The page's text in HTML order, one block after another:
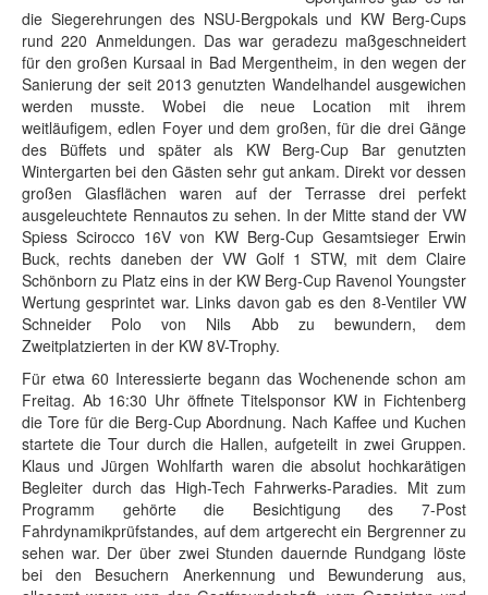
die Siegerehrungen des NSU-Bergpokals und KW Berg-Cups
rund 220 Anmeldungen. Das war geradezu maßgeschneidert
für den großen Kursaal in Bad Mergentheim, in den wegen der
Sanierung der seit 2013 genutzten Wandelhandel ausgewichen
werden musste. Wobei die neue Location mit ihrem
weitläufigem, edlen Foyer und dem großen, für die drei Gänge
des Büffets und später als KW Berg-Cup Bar genutzten
Wintergarten bei den Gästen sehr gut ankam. Direkt vor dessen
großen Glasflächen waren auf der Terrasse drei perfekt
ausgeleuchtete Rennautos zu sehen. In der Mitte stand der VW
Spiess Scirocco 16V von KW Berg-Cup Gesamtsieger Erwin
Buck, rechts daneben der VW Golf 1 STW, mit dem Claire
Schönborn zu Platz eins in der KW Berg-Cup Ravenol Youngster
Wertung gesprintet war. Links davon gab es den 8-Ventiler VW
Schneider Polo von Nils Abb zu bewundern, dem
Zweitplatzierten in der KW 8V-Trophy.
Für etwa 60 Interessierte begann das Wochenende schon am
Freitag. Ab 16:30 Uhr öffnete Titelsponsor KW in Fichtenberg
die Tore für die Berg-Cup Abordnung. Nach Kaffee und Kuchen
startete die Tour durch die Hallen, aufgeteilt in zwei Gruppen.
Klaus und Jürgen Wohlfarth waren die absolut hochkarätigen
Begleiter durch das High-Tech Fahrwerks-Paradies. Mit zum
Programm gehörte die Besichtigung des 7-Post
Fahrdynamikprüfstandes, auf dem artgerecht ein Bergrenner zu
sehen war. Der über zwei Stunden dauernde Rundgang löste
bei den Besuchern Anerkennung und Bewunderung aus,